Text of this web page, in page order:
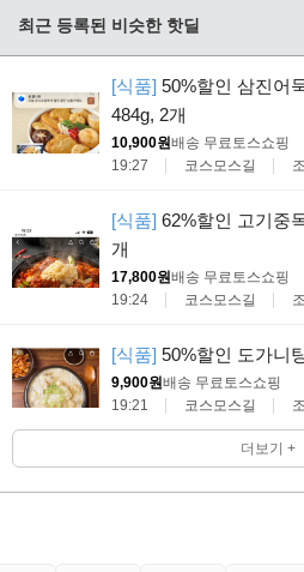
최근 등록된 비슷한 핫딜
[식품] 50%할인 삼진어
484g, 2개
10,900원배송 무료토스쇼핑
19:27
코스모스길
[식품] 62%할인 고기중
개
17,800원배송 무료토스쇼핑
19:24
코스모스길
[식품] 50%할인 도가니
9,900원배송 무료토스쇼핑
19:21
코스모스길
더보기 +